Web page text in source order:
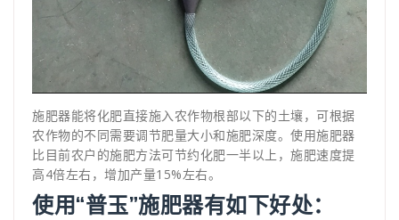
施肥器能将化肥直接施入农作物根部以下的土壤，可根据
农作物的不同需要调节肥量大小和施肥深度。使用施肥器
比目前农户的施肥方法可节约化肥一半以上，施肥速度提
高4倍左右，增加产量15%左右。
使用“普玉”施肥器有如下好处：